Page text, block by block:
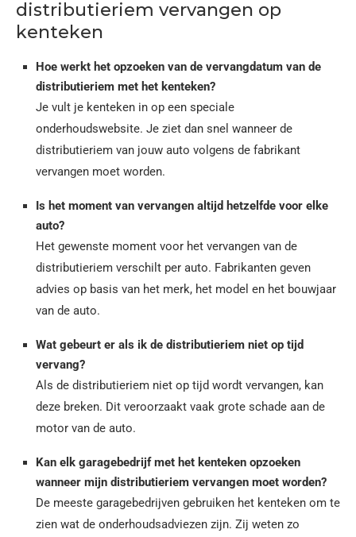
distributieriem vervangen op
kenteken
Hoe werkt het opzoeken van de vervangdatum van de
distributieriem met het kenteken?
Je vult je kenteken in op een speciale
onderhoudswebsite. Je ziet dan snel wanneer de
distributieriem van jouw auto volgens de fabrikant
vervangen moet worden.
Is het moment van vervangen altijd hetzelfde voor elke
auto?
Het gewenste moment voor het vervangen van de
distributieriem verschilt per auto. Fabrikanten geven
advies op basis van het merk, het model en het bouwjaar
van de auto.
Wat gebeurt er als ik de distributieriem niet op tijd
vervang?
Als de distributieriem niet op tijd wordt vervangen, kan
deze breken. Dit veroorzaakt vaak grote schade aan de
motor van de auto.
Kan elk garagebedrijf met het kenteken opzoeken
wanneer mijn distributieriem vervangen moet worden?
De meeste garagebedrijven gebruiken het kenteken om te
zien wat de onderhoudsadviezen zijn. Zij weten zo